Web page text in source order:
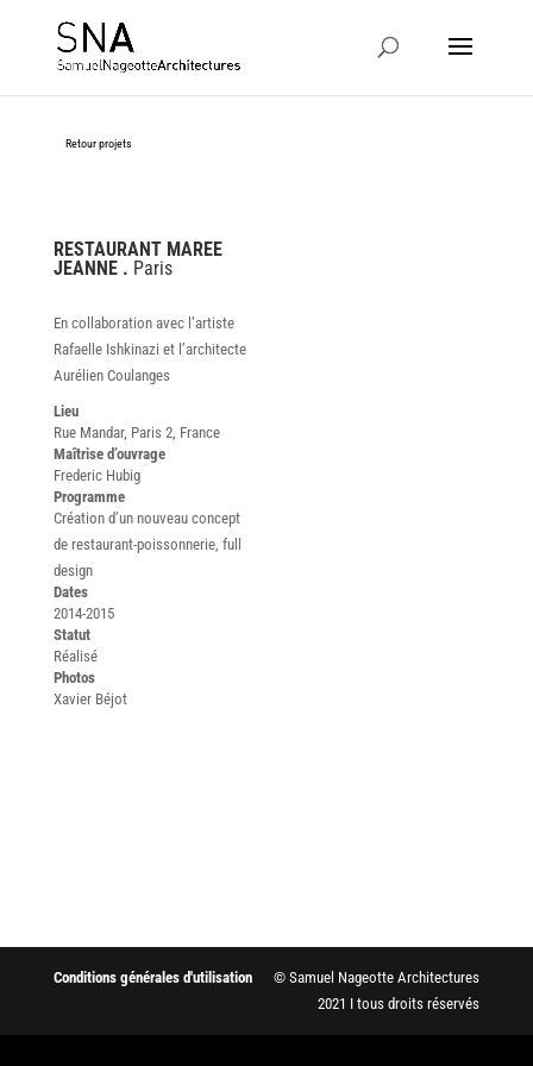
Retour projets
.RESTAURANT MAREE
JEANNE . Paris
En collaboration avec l’artiste
Rafaelle Ishkinazi et l’architecte
Aurélien Coulanges
Lieu
Rue Mandar, Paris 2, France
Maîtrise d’ouvrage
Frederic Hubig
Programme
Création d’un nouveau concept
de restaurant-poissonnerie, full
design
Dates
2014-2015
Statut
Réalisé
Photos
Xavier Béjot
Conditions générales d'utilisation
© Samuel Nageotte Architectures
2021 I tous droits réservés